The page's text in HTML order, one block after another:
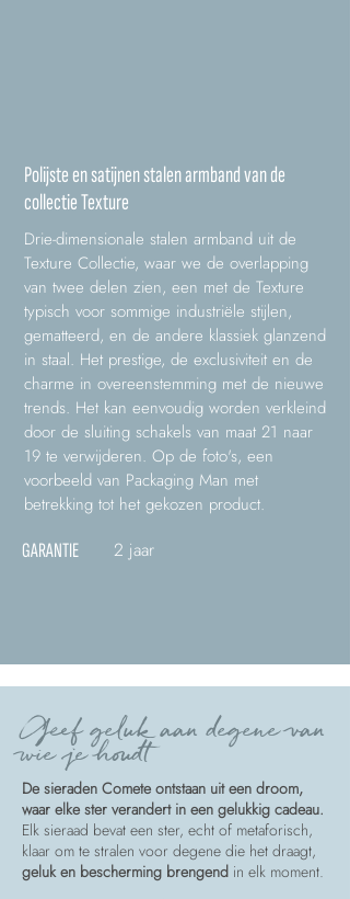
Polijste en satijnen stalen armband van de
collectie Texture
Drie-dimensionale stalen armband uit de
Texture Collectie, waar we de overlapping
van twee delen zien, een met de Texture
typisch voor sommige industriële stijlen,
gematteerd, en de andere klassiek glanzend
in staal. Het prestige, de exclusiviteit en de
charme in overeenstemming met de nieuwe
trends. Het kan eenvoudig worden verkleind
door de sluiting schakels van maat 21 naar
19 te verwijderen. Op de foto's, een
voorbeeld van Packaging Man met
betrekking tot het gekozen product.
GARANTIE 2 jaar
Geef geluk aan degene van
wie je houdt
De sieraden Comete ontstaan uit een droom,
waar elke ster verandert in een gelukkig cadeau.
Elk sieraad bevat een ster, echt of metaforisch,
klaar om te stralen voor degene die het draagt,
geluk en bescherming brengend in elk moment.